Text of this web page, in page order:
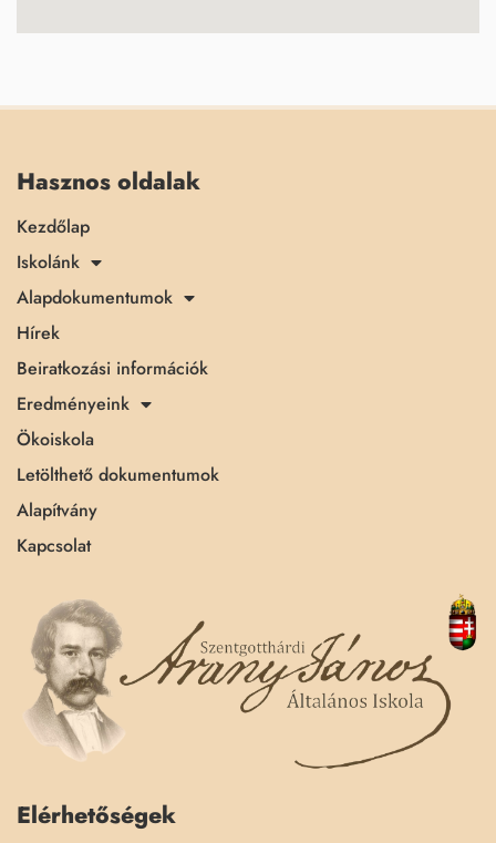
Hasznos oldalak
Kezdőlap
Iskolánk
Alapdokumentumok
Hírek
Beiratkozási információk
Eredményeink
Ökoiskola
Letölthető dokumentumok
Alapítvány
Kapcsolat
Elérhetőségek